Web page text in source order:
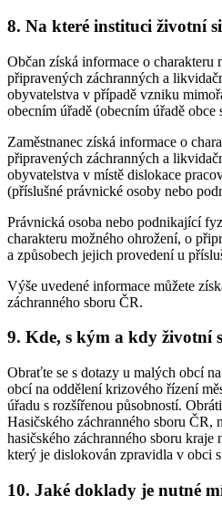
8. Na které instituci životní
Občan získá informace o charakteru
připravených záchranných a
obyvatelstva v případě vzniku
obecním úřadě (obecním úřadě obce
Zaměstnanec získá informace o
připravených záchranných a
obyvatelstva v místě dislokace
(příslušné právnické osoby nebo
Právnická osoba nebo podnikající
charakteru možného ohrožení, o
a způsobech jejich provedení u
Výše uvedené informace můžete
záchranného sboru ČR.
9. Kde, s kým a kdy životní
Obraťte se s dotazy u malých obcí
obcí na oddělení krizového řízení
úřadu s rozšířenou působností.
Hasičského záchranného sboru ČR,
hasičského záchranného sboru kraje
který je dislokován zpravidla v obci
10. Jaké doklady je nutné